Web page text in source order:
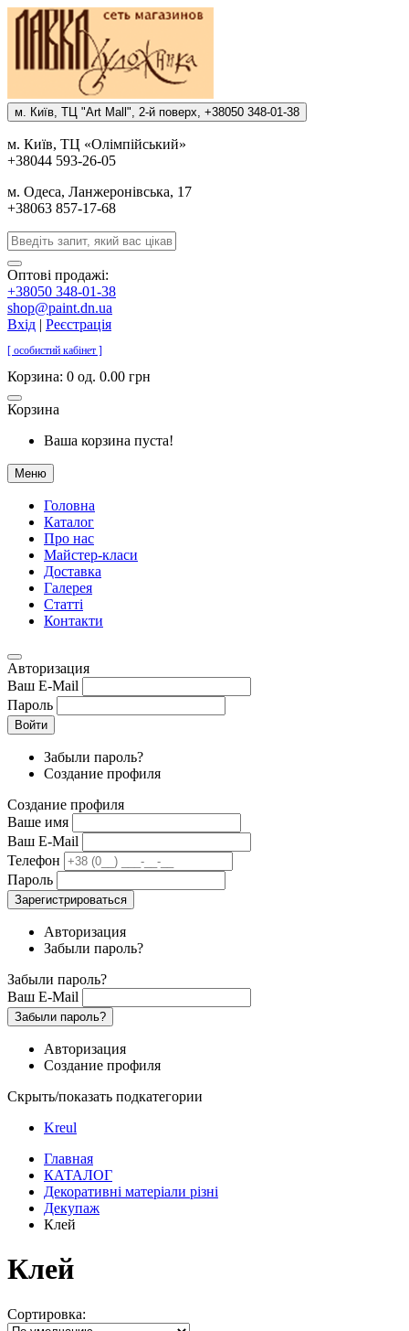
м. Киïв, ТЦ "Art Mall", 2-й поверх, +38050 348-01-38
м. Киïв, ТЦ «Олiмпiйський»
+38044 593-26-05
м. Одеса, Ланжеронiвська, 17
+38063 857-17-68
Оптові продажі:
+38050 348-01-38
shop@paint.dn.ua
Вхід | Реєстрація
[ особистий кабінет ]
Корзина: 0 од. 0.00 грн
Корзина
Ваша корзина пуста!
Меню
Головна
Каталог
Про нас
Майстер-класи
Доставка
Галерея
Статтi
Контакти
Авторизация
Ваш E-Mail
Пароль
Войти
Забыли пароль?
Создание профиля
Создание профиля
Ваше имя
Ваш E-Mail
Телефон
Пароль
Зарегистрироваться
Авторизация
Забыли пароль?
Забыли пароль?
Ваш E-Mail
Забыли пароль?
Авторизация
Создание профиля
Скрыть/показать подкатегории
Kreul
Главная
КАТАЛОГ
Декоративні матеріали різні
Декупаж
Клей
Клей
Сортировка: